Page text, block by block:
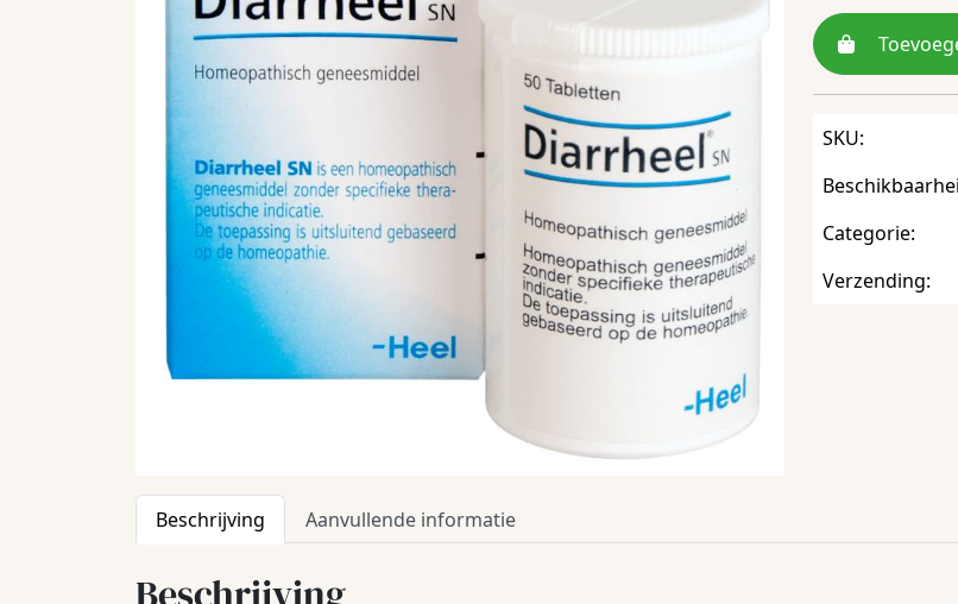
SKU:
Categorie:
Verzending:
Beschrijving Aanvullende informatie